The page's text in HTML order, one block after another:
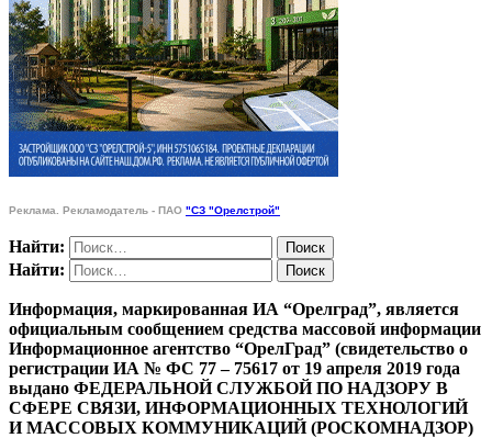
Реклама. Рекламодатель - ПАО "СЗ "Орелстрой"
Найти:
Найти:
Информация, маркированная ИА “Орелград”, является
официальным сообщением средства массовой информации
Информационное агентство “ОрелГрад” (свидетельство о
регистрации ИА № ФС 77 – 75617 от 19 апреля 2019 года
выдано ФЕДЕРАЛЬНОЙ СЛУЖБОЙ ПО НАДЗОРУ В
СФЕРЕ СВЯЗИ, ИНФОРМАЦИОННЫХ ТЕХНОЛОГИЙ
И МАССОВЫХ КОММУНИКАЦИЙ (РОСКОМНАДЗОР)